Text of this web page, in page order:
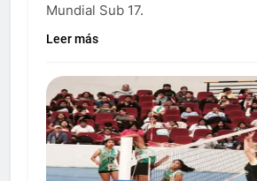
Mundial Sub 17.
Leer más